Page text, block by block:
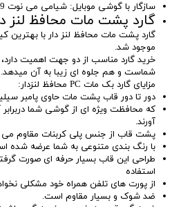
سازگار با گوشی موبایل: شیامی می نوت 9تی MI NOTE 9T
گارد پشت مات محافظ لنز
گارد پشت مات محافظ لنز دار با بهترین
موجود شد.
خرید گارد مناسب از دو جهت اهمیت
شماست و هم جلوه ای زیبا به آن میدهد.
مزایای گارد بک مات PC محافظ لنزدار:
دور تا دور قاب پشت مات حاوی پامبر
که محافظت ویژه ای از گوشی شما
آورند.
پشت قاب از جنس پلی کربنات مقاوم می
با رنگ بندی متنوعی به شما عرضه شده
طراحی این قاب بسیار حرفه ای صورت
استفاده
از پورت های تلفن همراه خود مشکلی
ضد شوک و بسیار مقاوم است.